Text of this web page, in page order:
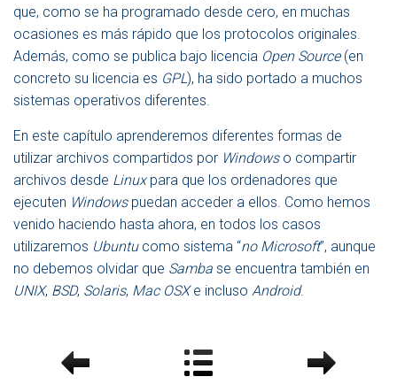
que, como se ha programado desde cero, en muchas
ocasiones es más rápido que los protocolos originales.
Además, como se publica bajo licencia Open Source(en
concreto su licencia es GPL), ha sido portado a muchos
sistemas operativos diferentes.
En este capítulo aprenderemos diferentes formas de
utilizar archivos compartidos por Windowso compartir
archivos desde Linuxpara que los ordenadores que
ejecuten Windowspuedan acceder a ellos. Como hemos
venido haciendo hasta ahora, en todos los casos
utilizaremos Ubuntucomo sistema “no Microsoft”, aunque
no debemos olvidar que Samba se encuentra también en
UNIX, BSD, Solaris, Mac OSXe incluso Android.